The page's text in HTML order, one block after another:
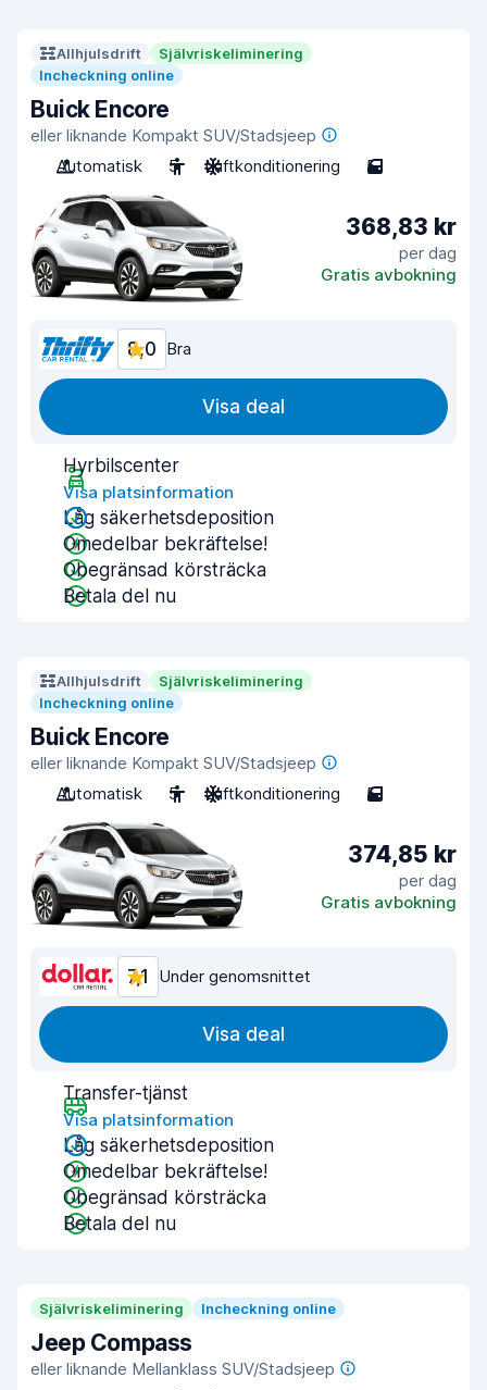
Allhjulsdrift
Självriskeliminering
Incheckning online
Buick Encore
eller liknande Kompakt SUV/Stadsjeep
Automatisk
5 Luftkonditionering 5
368,83 kr
per dag
Gratis avbokning
8,0 Bra
Visa deal
Hyrbilscenter
Visa platsinformation
Låg säkerhetsdeposition
Omedelbar bekräftelse!
Obegränsad körsträcka
Betala del nu
Allhjulsdrift
Självriskeliminering
Incheckning online
Buick Encore
eller liknande Kompakt SUV/Stadsjeep
Automatisk
5 Luftkonditionering 5
374,85 kr
per dag
Gratis avbokning
7,1 Under genomsnittet
Visa deal
Transfer-tjänst
Visa platsinformation
Låg säkerhetsdeposition
Omedelbar bekräftelse!
Obegränsad körsträcka
Betala del nu
Självriskeliminering Incheckning online
Jeep Compass
eller liknande Mellanklass SUV/Stadsjeep